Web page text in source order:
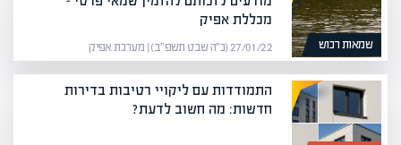
שמאות רכוש
מכללת אפיק
27/01/22 (כ״ה שבט תשפ״ב) | מערכת אפיק
התמודדות עם ליקויי רטיבות בדירות
חדשות: מה חשוב לדעת?